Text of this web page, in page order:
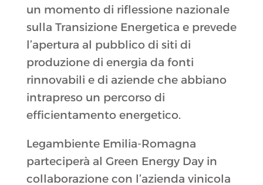
un momento di riflessione nazionale
sulla Transizione Energetica e prevede
l’apertura al pubblico di siti di
produzione di energia da fonti
rinnovabili e di aziende che abbiano
intrapreso un percorso di
efficientamento energetico.
Legambiente Emilia-Romagna
parteciperà al Green Energy Day in
collaborazione con l’azienda vinicola